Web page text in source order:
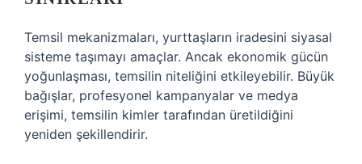
Temsil mekanizmaları, yurttaşların iradesini siyasal
sisteme taşımayı amaçlar. Ancak ekonomik gücün
yoğunlaşması, temsilin niteliğini etkileyebilir. Büyük
bağışlar, profesyonel kampanyalar ve medya
erişimi, temsilin kimler tarafından üretildiğini
yeniden şekillendirir.